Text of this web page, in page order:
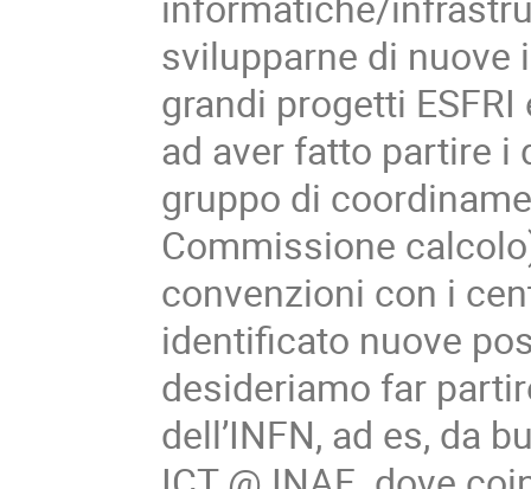
svilupparne di nuove
grandi progetti
ad aver fatto partire i
gruppo di
Commissione
convenzioni con i
identificato nuove
desideriamo far
dell’INFN, ad es, da